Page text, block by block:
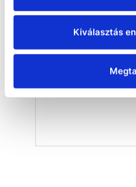
Kiválasztás
megnetic